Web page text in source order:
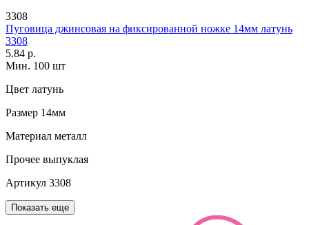
3308
Пуговица джинсовая на фиксированной ножке 14мм латунь
3308
5.84 р.
Мин. 100 шт
Цвет латунь
Размер 14мм
Материал металл
Прочее выпуклая
Артикул 3308
Показать еще